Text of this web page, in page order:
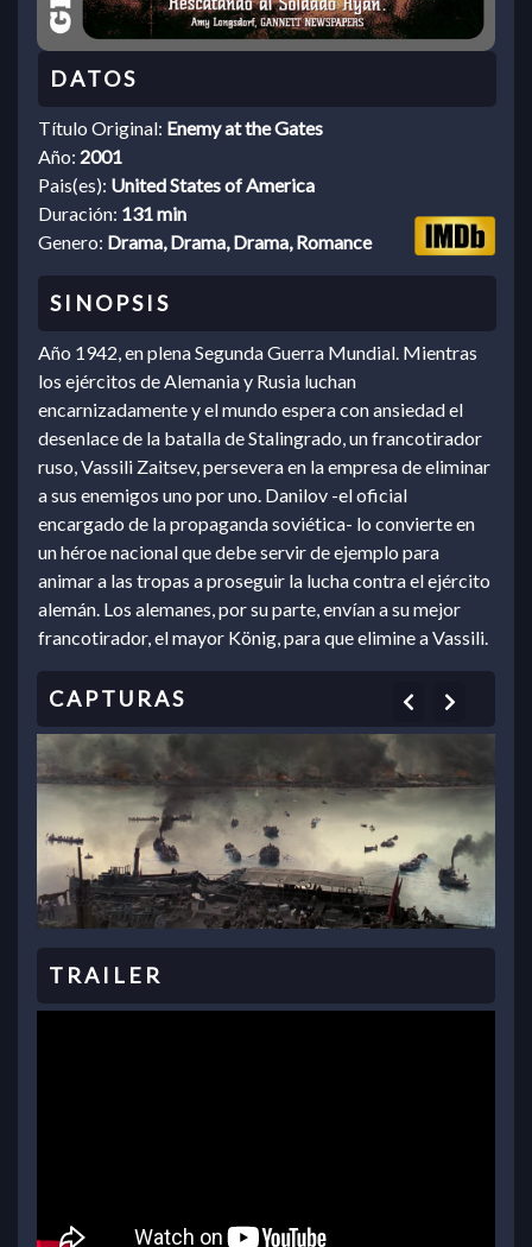
Título Original: Enemy at the Gates
Año: 2001
Pais(es): United States of America
Duración: 131 min
Genero: Drama, Drama, Drama, Romance
Año 1942, en plena Segunda Guerra Mundial. Mientras
los ejércitos de Alemania y Rusia luchan
encarnizadamente y el mundo espera con ansiedad el
desenlace de la batalla de Stalingrado, un francotirador
ruso, Vassili Zaitsev, persevera en la empresa de eliminar
a sus enemigos uno por uno. Danilov -el oficial
encargado de la propaganda soviética- lo convierte en
un héroe nacional que debe servir de ejemplo para
animar a las tropas a proseguir la lucha contra el ejército
alemán. Los alemanes, por su parte, envían a su mejor
francotirador, el mayor König, para que elimine a Vassili.
Previous